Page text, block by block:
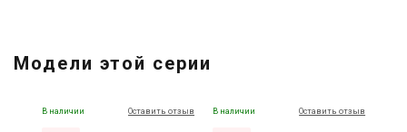
Модели этой серии
В наличии Оставить отзыв В наличии Оставить отзыв